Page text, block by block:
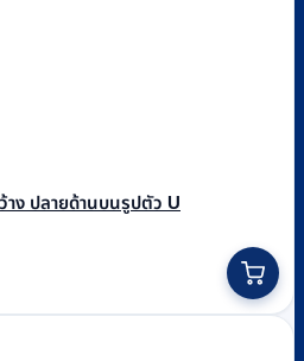
าง ปลายด้านบนรูปตัว U